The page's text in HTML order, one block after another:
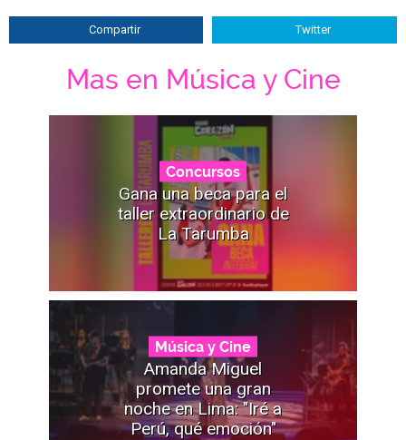
Compartir Twitter
Mas en Música y Cine
Concursos
Gana una beca para el
taller extraordinario de
La Tarumba
Música y Cine
Amanda Miguel
promete una gran
noche en Lima: "Iré a
Perú, qué emoción"